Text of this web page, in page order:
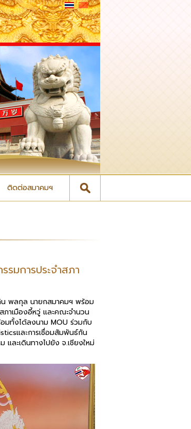
ติดต่อสมาคมฯ
รมการประจำสภา
พลกุล นายกสมาคมฯ พร้อม
ภาเมืองอี้หวู่ และคณะจำนวน
มทั้งได้ลงนาม MOU ร่วมกับ
และการเชื่อมสัมพันธ์กัน
และเดินทางไปยัง จ.เชียงใหม่